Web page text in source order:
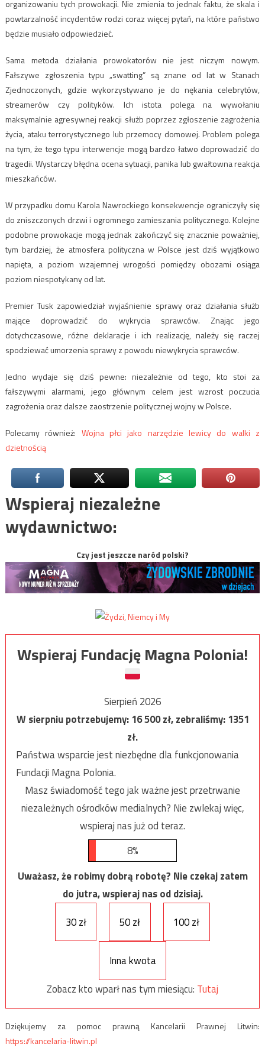
organizowaniu tych prowokacji. Nie zmienia to jednak faktu, że skala i
powtarzalność incydentów rodzi coraz więcej pytań, na które państwo
będzie musiało odpowiedzieć.
Sama metoda działania prowokatorów nie jest niczym nowym.
Fałszywe zgłoszenia typu „swatting” są znane od lat w Stanach
Zjednoczonych, gdzie wykorzystywano je do nękania celebrytów,
streamerów czy polityków. Ich istota polega na wywołaniu
maksymalnie agresywnej reakcji służb poprzez zgłoszenie zagrożenia
życia, ataku terrorystycznego lub przemocy domowej. Problem polega
na tym, że tego typu interwencje mogą bardzo łatwo doprowadzić do
tragedii. Wystarczy błędna ocena sytuacji, panika lub gwałtowna reakcja
mieszkańców.
W przypadku domu Karola Nawrockiego konsekwencje ograniczyły się
do zniszczonych drzwi i ogromnego zamieszania politycznego. Kolejne
podobne prowokacje mogą jednak zakończyć się znacznie poważniej,
tym bardziej, że atmosfera polityczna w Polsce jest dziś wyjątkowo
napięta, a poziom wzajemnej wrogości pomiędzy obozami osiąga
poziom niespotykany od lat.
Premier Tusk zapowiedział wyjaśnienie sprawy oraz działania służb
mające doprowadzić do wykrycia sprawców. Znając jego
dotychczasowe, różne deklaracje i ich realizację, należy się raczej
spodziewać umorzenia sprawy z powodu niewykrycia sprawców.
Jedno wydaje się dziś pewne: niezależnie od tego, kto stoi za
fałszywymi alarmami, jego głównym celem jest wzrost poczucia
zagrożenia oraz dalsze zaostrzenie politycznej wojny w Polsce.
Polecamy również: Wojna płci jako narzędzie lewicy do walki z
dzietnością
Wspieraj niezależne
wydawnictwo:
Czy jest jeszcze naród polski?
Wspieraj Fundację Magna Polonia!
Sierpień 2026
W sierpniu potrzebujemy:16 500zł, zebraliśmy:1351
zł.
Państwa wsparcie jest niezbędne dla funkcjonowania
Fundacji Magna Polonia.
Masz świadomość tego jak ważne jest przetrwanie
niezależnych ośrodków medialnych? Nie zwlekaj więc,
wspieraj nas już od teraz.
8%
Uważasz, że robimy dobrą robotę? Nie czekaj zatem
do jutra, wspieraj nas od dzisiaj.
30 zł
50 zł 100 zł
Inna kwota
Zobacz kto wparł nas tym miesiącu: Tutaj
Dziękujemy za pomoc prawną Kancelarii Prawnej Litwin:
https://kancelaria-litwin.pl